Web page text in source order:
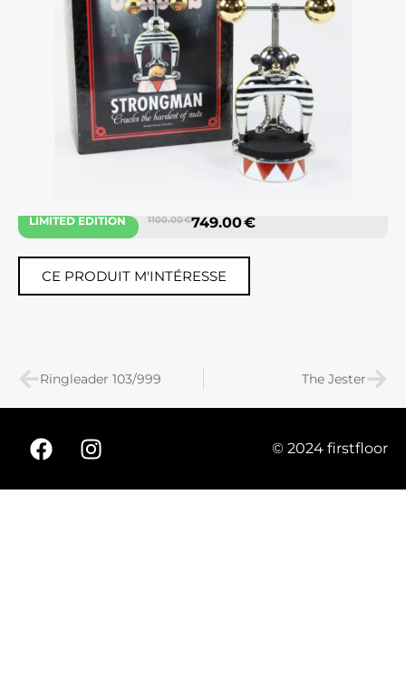
LIMITED EDITION 1100.00 €749.00 €
CE PRODUIT M'INTÉRESSE
Ringleader 103/999 The Jester
© 2024 firstfloor